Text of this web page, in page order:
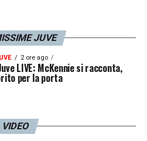
del cuore.
e sogniamo grazie a
.
le parole di
JUVE
2 ore ago
LIVE: McKennie si racconta,
per la porta
VIDEO